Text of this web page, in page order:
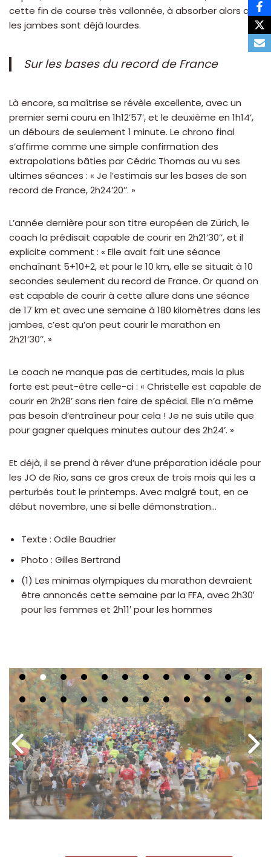
cette fin de course très vallonnée, à absorber alors que
les jambes sont déjà lourdes.
Sur les bases du record de France
Là encore, sa maîtrise se révèle excellente, avec un
premier semi couru en 1h12’57’, et le deuxième en 1h14’,
un débours de seulement 1 minute. Le chrono final
s’affirme comme une simple confirmation des
extrapolations bâties par Cédric Thomas au vu ses
ultimes séances : « Je l’estimais sur les bases de son
record de France, 2h24’20’’. »
L’année dernière pour son titre européen de Zürich, le
coach la prédisait capable de courir en 2h21’30’’, et il
explicite comment : « Elle avait fait une séance
enchaînant 5+10+2, et pour le 10 km, elle se situait à 10
secondes seulement du record de France. Or quand on
est capable de courir à cette allure dans une séance
de 17 km et avec une semaine à 180 kilomètres dans les
jambes, c’est qu’on peut courir le marathon en
2h21’30’’. »
Le coach ne manque pas de certitudes, mais la plus
forte est peut-être celle-ci : « Christelle est capable de
courir en 2h28’ sans rien faire de spécial. Elle n’a même
pas besoin d’entraîneur pour cela ! Je ne suis utile que
pour gagner quelques minutes autour des 2h24’. »
Et déjà, il se prend à rêver d’une préparation idéale pour
les JO de Rio, sans ce gros creux de trois mois qui les a
perturbés tout le printemps. Avec malgré tout, en ce
début novembre, une si belle démonstration…
Texte : Odile Baudrier
Photo : Gilles Bertrand
(1) Les minimas olympiques du marathon devraient
être annoncés cette semaine par la FFA, avec 2h30′
pour les femmes et 2h11′ pour les hommes